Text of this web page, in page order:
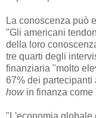
La conoscenza può
"Gli americani
della loro
tre quarti degli
finanziaria "molto
67% dei
howin finanza come
"L'economia globale